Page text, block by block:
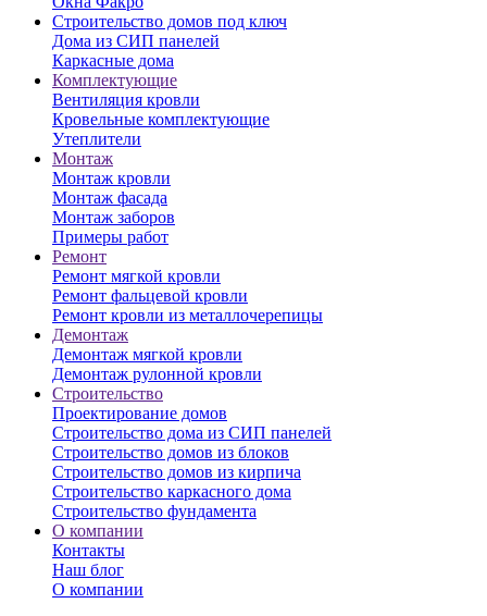
Строительство домов под ключ
Дома из СИП панелей
Каркасные дома
Комплектующие
Вентиляция кровли
Кровельные комплектующие
Утеплители
Монтаж
Монтаж кровли
Монтаж фасада
Монтаж заборов
Примеры работ
Ремонт
Ремонт мягкой кровли
Ремонт фальцевой кровли
Ремонт кровли из металлочерепицы
Демонтаж
Демонтаж мягкой кровли
Демонтаж рулонной кровли
Строительство
Проектирование домов
Строительство дома из СИП панелей
Строительство домов из блоков
Строительство домов из кирпича
Строительство каркасного дома
Строительство фундамента
О компании
Контакты
Наш блог
О компании